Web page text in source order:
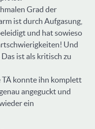
Grad der
ist durch Aufgasung,
und hat sowieso
Und
ist als kritisch zu
TÄ konnte ihn komplett
angeguckt und
ein